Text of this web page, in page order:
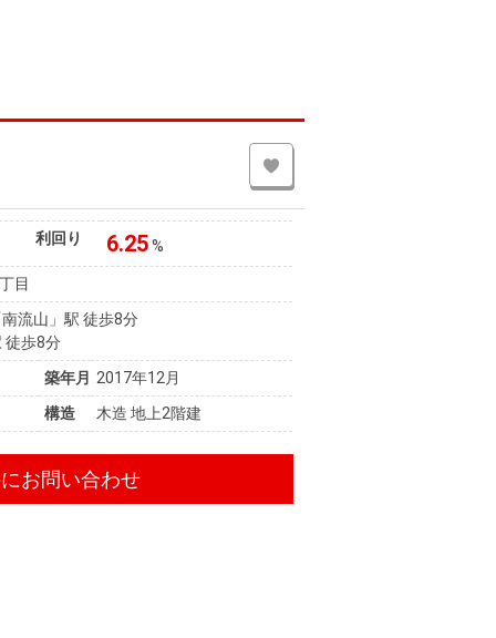
利回り 6.25%
目
流山」駅 徒歩8分
徒歩8分
築年月 2017年12月
構造
木造 地上2階建
お問い合わせ